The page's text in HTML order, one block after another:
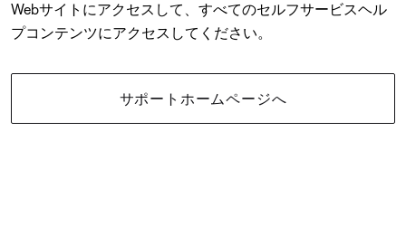
Webサイトにアクセスして、すべてのセルフサービスヘル
プコンテンツにアクセスしてください。
サポートホームページへ